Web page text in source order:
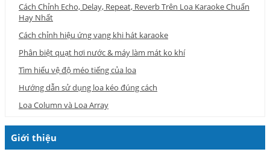
Cách Chỉnh Echo, Delay, Repeat, Reverb Trên Loa Karaoke Chuẩn
Hay Nhất
Cách chỉnh hiệu ứng vang khi hát karaoke
Phân biệt quạt hơi nước & máy làm mát ko khí
Tìm hiểu vệ độ méo tiếng của loa
Hướng dẫn sử dụng loa kéo đúng cách
Loa Column và Loa Array
Giới thiệu